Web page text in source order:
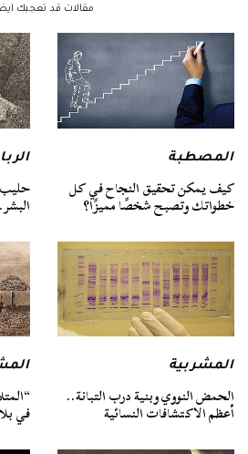
مقالات قد تعجبك
المصطبة
كيف يمكن تحقيق النجاح في كل
خطواتك وتصبح شخصًا مميزًا؟
حليب
المشربية
الحمض النووي وبنية درب التبانة..
أعظم الاكتشافات النسائية في